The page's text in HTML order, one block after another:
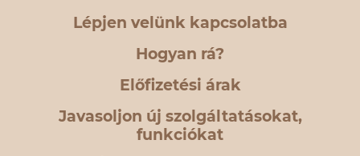
Lépjen velünk kapcsolatba
Hogyan rá?
Előfizetési árak
Javasoljon új szolgáltatásokat,
funkciókat